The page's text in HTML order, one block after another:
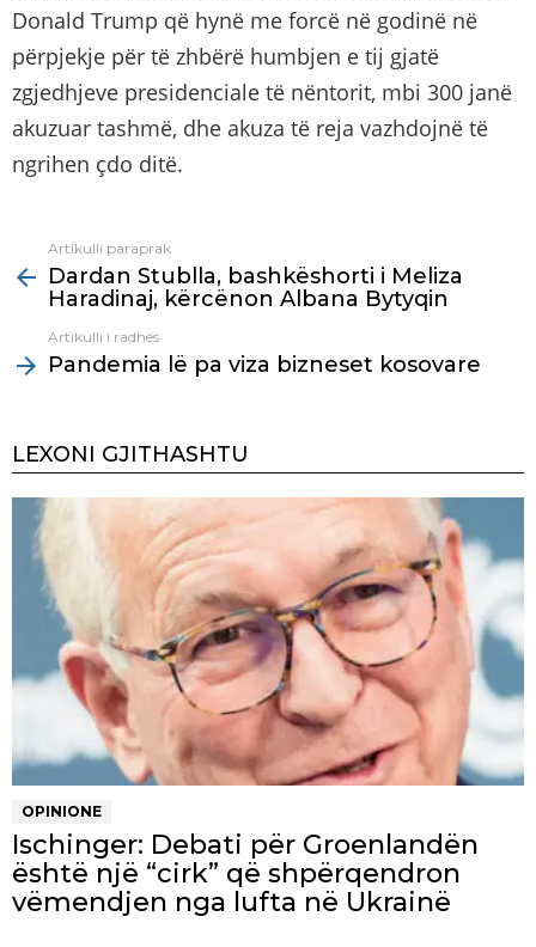
Donald Trump që hynë me forcë në godinë në
përpjekje për të zhbërë humbjen e tij gjatë
zgjedhjeve presidenciale të nëntorit, mbi 300 janë
akuzuar tashmë, dhe akuza të reja vazhdojnë të
ngrihen çdo ditë.
more
Artikulli paraprak
Dardan Stublla, bashkëshorti i Meliza
Haradinaj, kërcënon Albana Bytyqin
Artikulli i radhës
Pandemia lë pa viza bizneset kosovare
LEXONI GJITHASHTU
OPINIONE
Ischinger: Debati për Groenlandën
është një “cirk” që shpërqendron
vëmendjen nga lufta në Ukrainë